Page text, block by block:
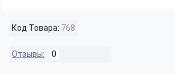
Код Товара: 768
Отзывы: 0